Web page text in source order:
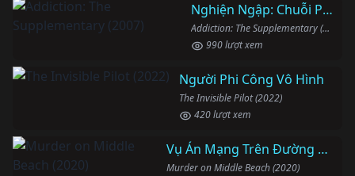
Nghiện Ngập: Chuỗi Phim Bổ Trợ
Addiction: The Supplementary (2007)
990 lượt xem
Người Phi Công Vô Hình
The Invisible Pilot (2022)
420 lượt xem
Vụ Án Mạng Trên Đường Middle Beach
Murder on Middle Beach (2020)